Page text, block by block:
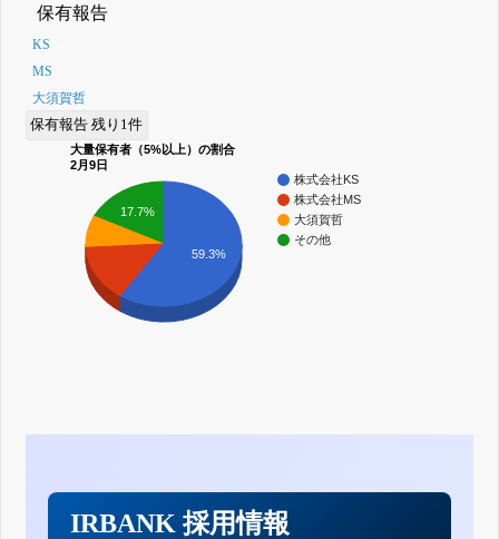
保有報告
KS
MS
大須賀哲
保有報告 残り1件
大量保有者（5%以上）の割合
2月9日
株式会社KS
株式会社MS
大須賀哲
その他
17.7%
59.3%
IRBANK 採用情報